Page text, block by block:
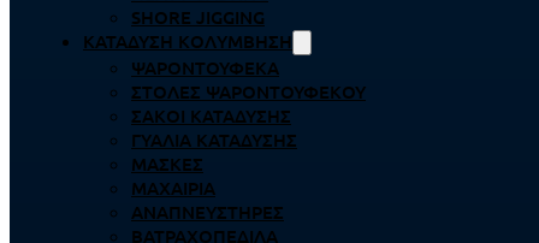
SHORE JIGGING
ΚΑΤΆΔΥΣΗ ΚΟΛΎΜΒΗΣΗ
ΨΑΡΟΝΤΟΎΦΕΚΑ
ΣΤΟΛΈΣ ΨΑΡΟΝΤΟΎΦΕΚΟΥ
ΣΆΚΟΙ ΚΑΤΆΔΥΣΗΣ
ΓΥΑΛΙΆ ΚΑΤΆΔΥΣΗΣ
ΜΆΣΚΕΣ
ΜΑΧΑΊΡΙΑ
ΑΝΑΠΝΕΥΣΤΉΡΕΣ
ΒΑΤΡΑΧΟΠΈΔΙΛΑ